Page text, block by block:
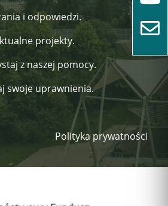
i odpowiedzi.
projekty.
z naszej pomocy.
swoje uprawnienia.
Polityka prywatności